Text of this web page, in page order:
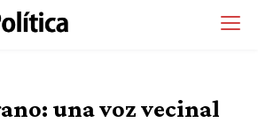
una voz vecinal